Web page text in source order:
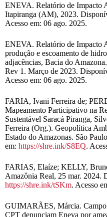
ENEVA. Relatório de
Itapiranga (AM), 2023.
Acesso em: 06 ago. 2025.
ENEVA. Relatório de Impacto
produção e escoamento de
adjacências, Bacia do
Rev 1. Março de 2023.
Acesso em: 06 ago. 2025.
FARIA, Ivani Ferreira de;
Mapeamento Participativo na
Sustentável Saracá Piranga,
Ferreira (Org.). Geopolítica
Estado do Amazonas. São
em: https://shre.ink/S8EQ.
FARIAS, Elaíze; KELLY,
Amazônia Real, 25 mar. 2024.
https://shre.ink/tSKm. Acesso
GUIMARÃES, Márcia.
CPT denunciam Eneva por